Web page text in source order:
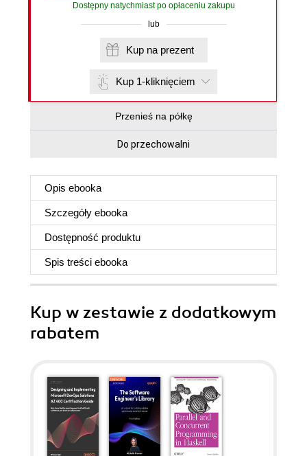
Dostępny natychmiast po opłaceniu zakupu
lub
Kup na prezent
Kup 1-kliknięciem
Przenieś na półkę
Do przechowalni
Opis ebooka
Szczegóły ebooka
Dostępność produktu
Spis treści ebooka
Kup w zestawie z dodatkowym
rabatem